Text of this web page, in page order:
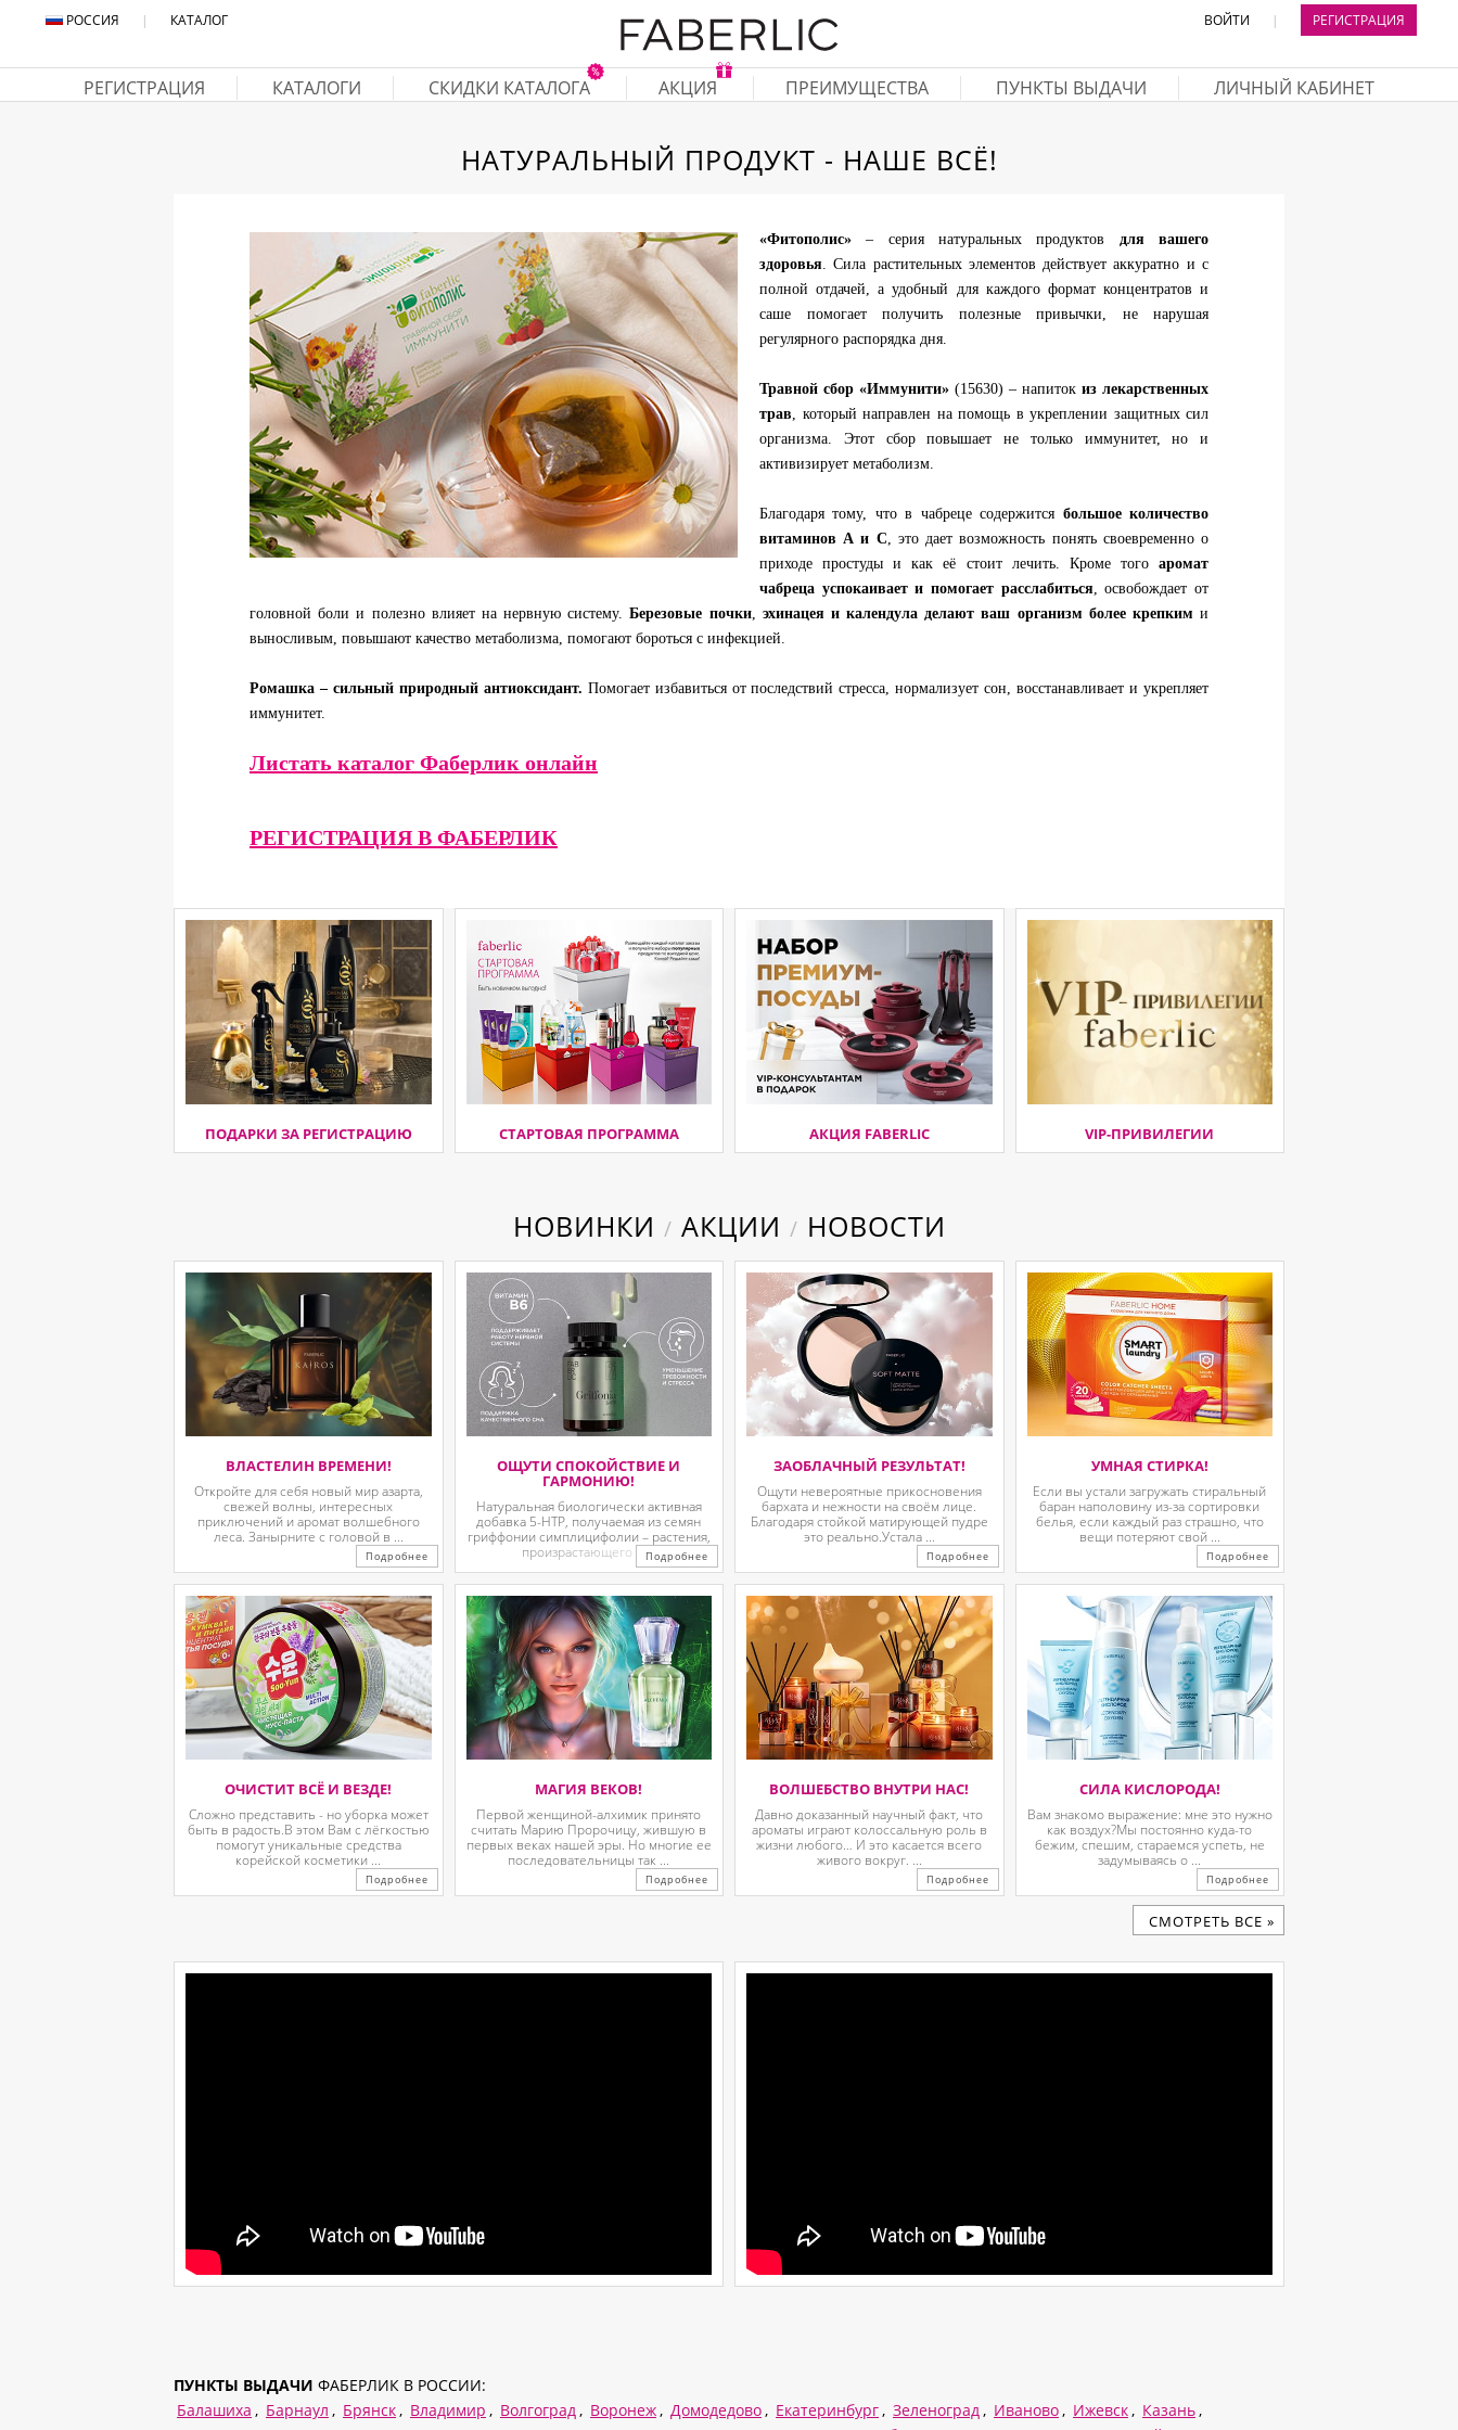
РОССИЯ | КАТАЛОГ ВОЙТИ | РЕГИСТРАЦИЯ
РЕГИСТРАЦИЯ КАТАЛОГИ СКИДКИ КАТАЛОГА АКЦИЯ ПРЕИМУЩЕСТВА ПУНКТЫ ВЫДАЧИ ЛИЧНЫЙ КАБИНЕТ
НАТУРАЛЬНЫЙ ПРОДУКТ - НАШЕ ВСЁ!
«Фитополис» – серия натуральных продуктов для вашего
здоровья. Сила растительных элементов действует аккуратно и с
полной отдачей, а удобный для каждого формат концентратов и
саше помогает получить полезные привычки, не нарушая
регулярного распорядка дня.
Травной сбор «Иммунити» (15630) – напиток из лекарственных
трав, который направлен на помощь в укреплении защитных сил
организма. Этот сбор повышает не только иммунитет, но и
активизирует метаболизм.
Благодаря тому, что в чабреце содержится большое количество
витаминов А и С, это дает возможность понять своевременно о
приходе простуды и как её стоит лечить. Кроме того аромат
чабреца успокаивает и помогает расслабиться, освобождает от
головной боли и полезно влияет на нервную систему.Березовые почки, эхинацея и календула делают ваш организм более крепкими
выносливым, повышают качество метаболизма, помогают бороться с инфекцией.
Ромашка – сильный природный антиоксидант. Помогает избавиться от последствий стресса, нормализует сон, восстанавливает и укрепляет
иммунитет.
Листать каталог Фаберлик онлайн
РЕГИСТРАЦИЯ В ФАБЕРЛИК
ПОДАРКИ ЗА РЕГИСТРАЦИЮ СТАРТОВАЯ ПРОГРАММА АКЦИЯ FABERLIC VIP-ПРИВИЛЕГИИ
НОВИНКИ / АКЦИИ / НОВОСТИ
ВЛАСТЕЛИН ВРЕМЕНИ!
Откройте для себя новый мир азарта,
свежей волны, интересных
приключений и аромат волшебного
леса. Занырните с головой в ...
Подробнее
ОЩУТИ СПОКОЙСТВИЕ И
ГАРМОНИЮ!
Натуральная биологически активная
добавка 5-HTP, получаемая из семян
гриффонии симплицифолии – растения,
произрастающего в ...Подробнее
ЗАОБЛАЧНЫЙ РЕЗУЛЬТАТ!
Ощути невероятные прикосновения
бархата и нежности на своём лице.
Благодаря стойкой матирующей пудре
это реально.Устала ...
Подробнее
УМНАЯ СТИРКА!
Если вы устали загружать стиральный
баран наполовину из-за сортировки
белья, если каждый раз страшно, что
вещи потеряют свой ...
Подробнее
ОЧИСТИТ ВСЁ И ВЕЗДЕ!
Сложно представить - но уборка может
быть в радость.В этом Вам с лёгкостью
помогут уникальные средства
корейской косметики ...
Подробнее
МАГИЯ ВЕКОВ!
Первой женщиной-алхимик принято
считать Марию Пророчицу, жившую в
первых веках нашей эры. Но многие ее
последовательницы так ...
Подробнее
ВОЛШЕБСТВО ВНУТРИ НАС!
Давно доказанный научный факт, что
ароматы играют колоссальную роль в
жизни любого… И это касается всего
живого вокруг. ...
Подробнее
СИЛА КИСЛОРОДА!
Вам знакомо выражение: мне это нужно
как воздух?Мы постоянно куда-то
бежим, спешим, стараемся успеть, не
задумываясь о ...
Подробнее
CМОТРЕТЬ ВСЕ »
ПУНКТЫ ВЫДАЧИ ФАБЕРЛИК В РОССИИ:
Балашиха , Барнаул , Брянск, Владимир , Волгоград, Воронеж, Домодедово, Екатеринбург, Зеленоград, Иваново, Ижевск, Казань,